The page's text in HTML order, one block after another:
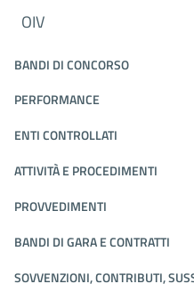
OIV
BANDI DI CONCORSO
PERFORMANCE
ENTI CONTROLLATI
ATTIVITÀ E PROCEDIMENTI
PROVVEDIMENTI
BANDI DI GARA E CONTRATTI
SOVVENZIONI, CONTRIBUTI,